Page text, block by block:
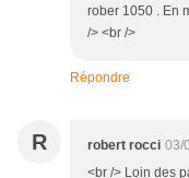
rober 1050 . En
/> <br />
Répondre
R robert rocci 03/
<br /> Loin des